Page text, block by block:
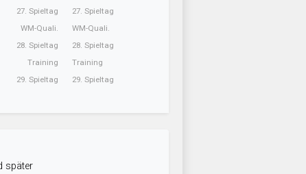
27. Spieltag
WM-Quali.
28. Spieltag
Training
29. Spieltag
27. Spieltag
WM-Quali.
28. Spieltag
Training
29. Spieltag
später